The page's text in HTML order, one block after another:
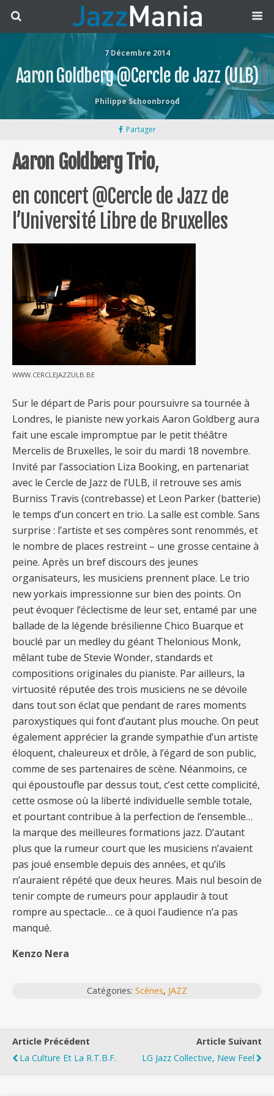
7 Décembre 2014
Aaron Goldberg @Cercle de Jazz (ULB)
Philippe Schoonbrood
Partager
Aaron Goldberg Trio,
en concert @Cercle de Jazz de
l’Université Libre de Bruxelles
WWW.CERCLEJAZZULB.BE
Sur le départ de Paris pour poursuivre sa tournée à
Londres, le pianiste new yorkais Aaron Goldberg aura
fait une escale impromptue par le petit théâtre
Mercelis de Bruxelles, le soir du mardi 18 novembre.
Invité par l’association Liza Booking, en partenariat
avec le Cercle de Jazz de l’ULB, il retrouve ses amis
Burniss Travis (contrebasse) et Leon Parker (batterie)
le temps d’un concert en trio. La salle est comble. Sans
surprise : l’artiste et ses compères sont renommés, et
le nombre de places restreint – une grosse centaine à
peine. Après un bref discours des jeunes
organisateurs, les musiciens prennent place. Le trio
new yorkais impressionne sur bien des points. On
peut évoquer l’éclectisme de leur set, entamé par une
ballade de la légende brésilienne Chico Buarque et
bouclé par un medley du géant Thelonious Monk,
mêlant tube de Stevie Wonder, standards et
compositions originales du pianiste. Par ailleurs, la
virtuosité réputée des trois musiciens ne se dévoile
dans tout son éclat que pendant de rares moments
paroxystiques qui font d’autant plus mouche. On peut
également apprécier la grande sympathie d’un artiste
éloquent, chaleureux et drôle, à l’égard de son public,
comme de ses partenaires de scène. Néanmoins, ce
qui époustoufle par dessus tout, c’est cette complicité,
cette osmose où la liberté individuelle semble totale,
et pourtant contribue à la perfection de l’ensemble…
la marque des meilleures formations jazz. D’autant
plus que la rumeur court que les musiciens n’avaient
pas joué ensemble depuis des années, et qu’ils
n’auraient répété que deux heures. Mais nul besoin de
tenir compte de rumeurs pour applaudir à tout
rompre au spectacle… ce à quoi l’audience n’a pas
manqué.
Kenzo Nera
Catégories: Scènes, JAZZ
Article Précédent
La Culture Et La R.T.B.F.
Article Suivant
LG Jazz Collective, New Feel